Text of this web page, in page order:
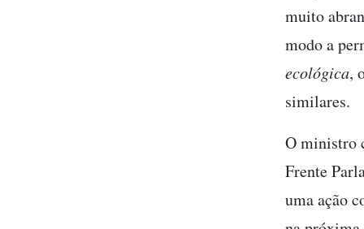
muito
modo a
ecológica,
similares.
O ministro
Frente
uma ação